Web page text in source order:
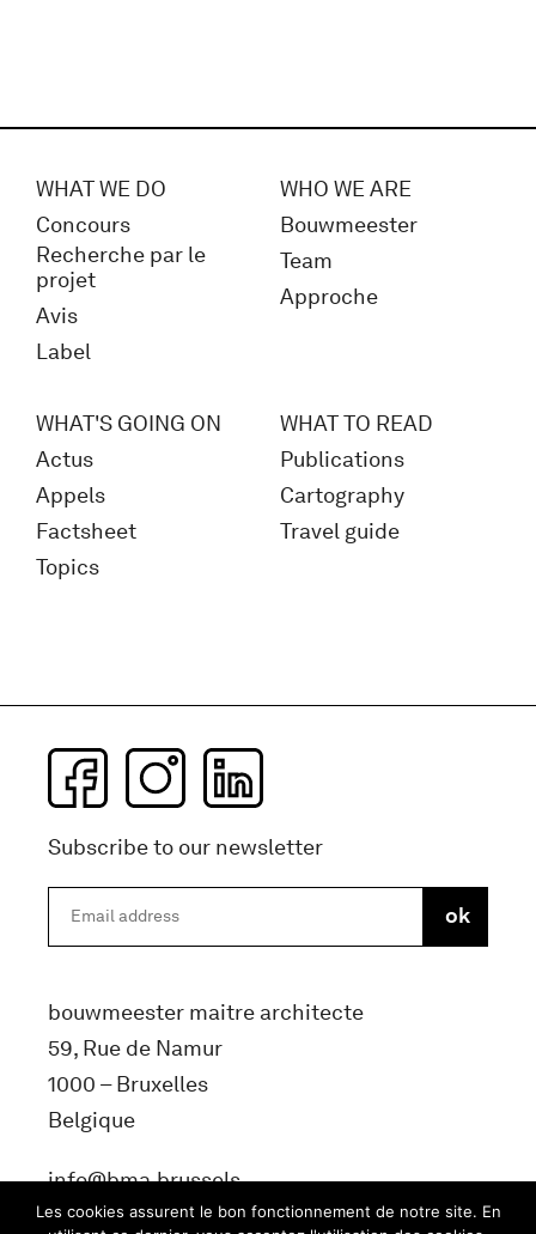
WHAT WE DO
Concours
Recherche par le
projet
Avis
Label
WHO WE ARE
Bouwmeester
Team
Approche
WHAT'S GOING ON
Actus
Appels
Factsheet
Topics
WHAT TO READ
Publications
Cartography
Travel guide
Subscribe to our newsletter
bouwmeester maitre architecte
59, Rue de Namur
1000 – Bruxelles
Belgique
info@bma.brussels
Les cookies assurent le bon fonctionnement de notre site. En